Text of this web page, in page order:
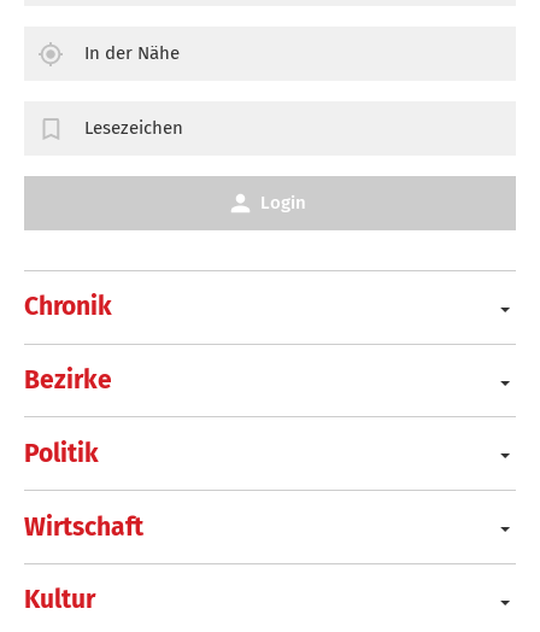
Chronik
Bezirke
Politik
Wirtschaft
Kultur
In der Nähe
Lesezeichen
Login